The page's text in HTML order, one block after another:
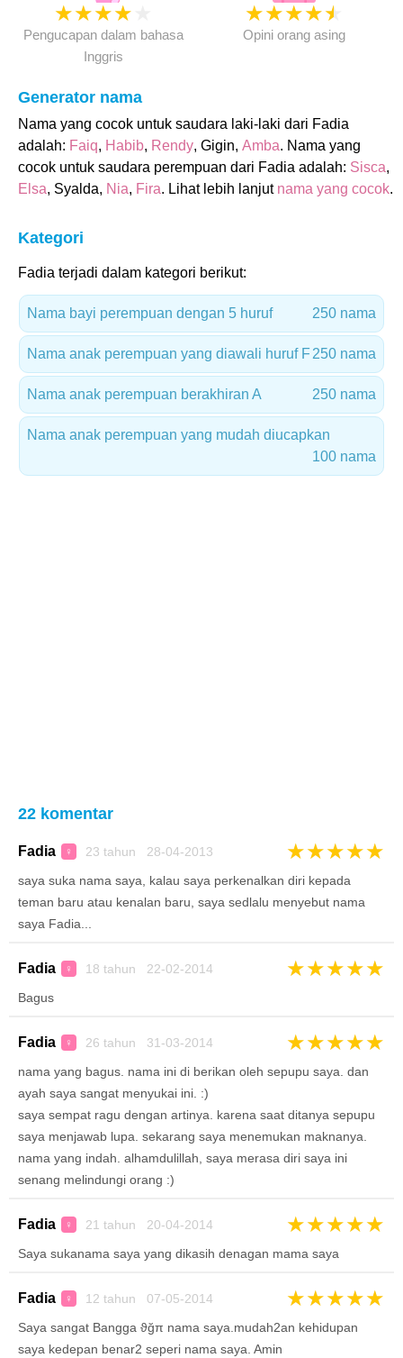
★★★★
Pengucapan dalam bahasa
Inggris
★★★★★
Opini orang asing
Generator nama
Nama yang cocok untuk saudara laki-laki dari Fadia
adalah: Faiq, Habib, Rendy, Gigin, Amba. Nama yang
cocok untuk saudara perempuan dari Fadia adalah: Sisca,
Elsa, Syalda, Nia, Fira. Lihat lebih lanjut nama yang cocok.
Kategori
Fadia terjadi dalam kategori berikut:
Nama bayi perempuan dengan 5 huruf 250 nama
Nama anak perempuan yang diawali huruf F250 nama
Nama anak perempuan berakhiran A 250 nama
Nama anak perempuan yang mudah diucapkan
100 nama
22 komentar
Fadia ♀ 23 tahun 28-04-2013 ★★★★★
saya suka nama saya, kalau saya perkenalkan diri kepada
teman baru atau kenalan baru, saya sedlalu menyebut nama
saya Fadia...
Fadia ♀ 18 tahun 22-02-2014 ★★★★★
Bagus
Fadia ♀ 26 tahun 31-03-2014 ★★★★★
nama yang bagus. nama ini di berikan oleh sepupu saya. dan
ayah saya sangat menyukai ini. :)
saya sempat ragu dengan artinya. karena saat ditanya sepupu
saya menjawab lupa. sekarang saya menemukan maknanya.
nama yang indah. alhamdulillah, saya merasa diri saya ini
senang melindungi orang :)
Fadia ♀ 21 tahun 20-04-2014 ★★★★★
Saya sukanama saya yang dikasih denagan mama saya
Fadia ♀ 12 tahun 07-05-2014 ★★★★★
Saya sangat Bangga ϑğπ nama saya.mudah2an kehidupan
saya kedepan benar2 seperi nama saya. Amin